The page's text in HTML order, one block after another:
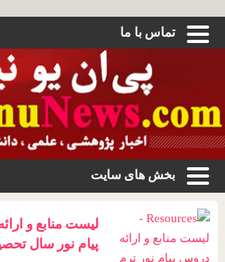
تماس با ما
بخش های سایت
لیست منابع و
پیام نور سال تحصیلی